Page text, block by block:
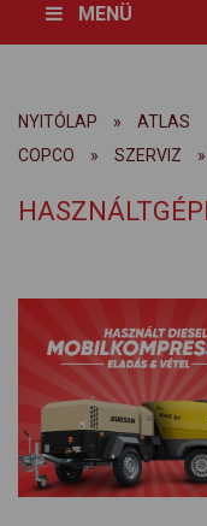
MENÜ
NYITÓLAP »
ATLAS
COPCO
» SZERVIZ »